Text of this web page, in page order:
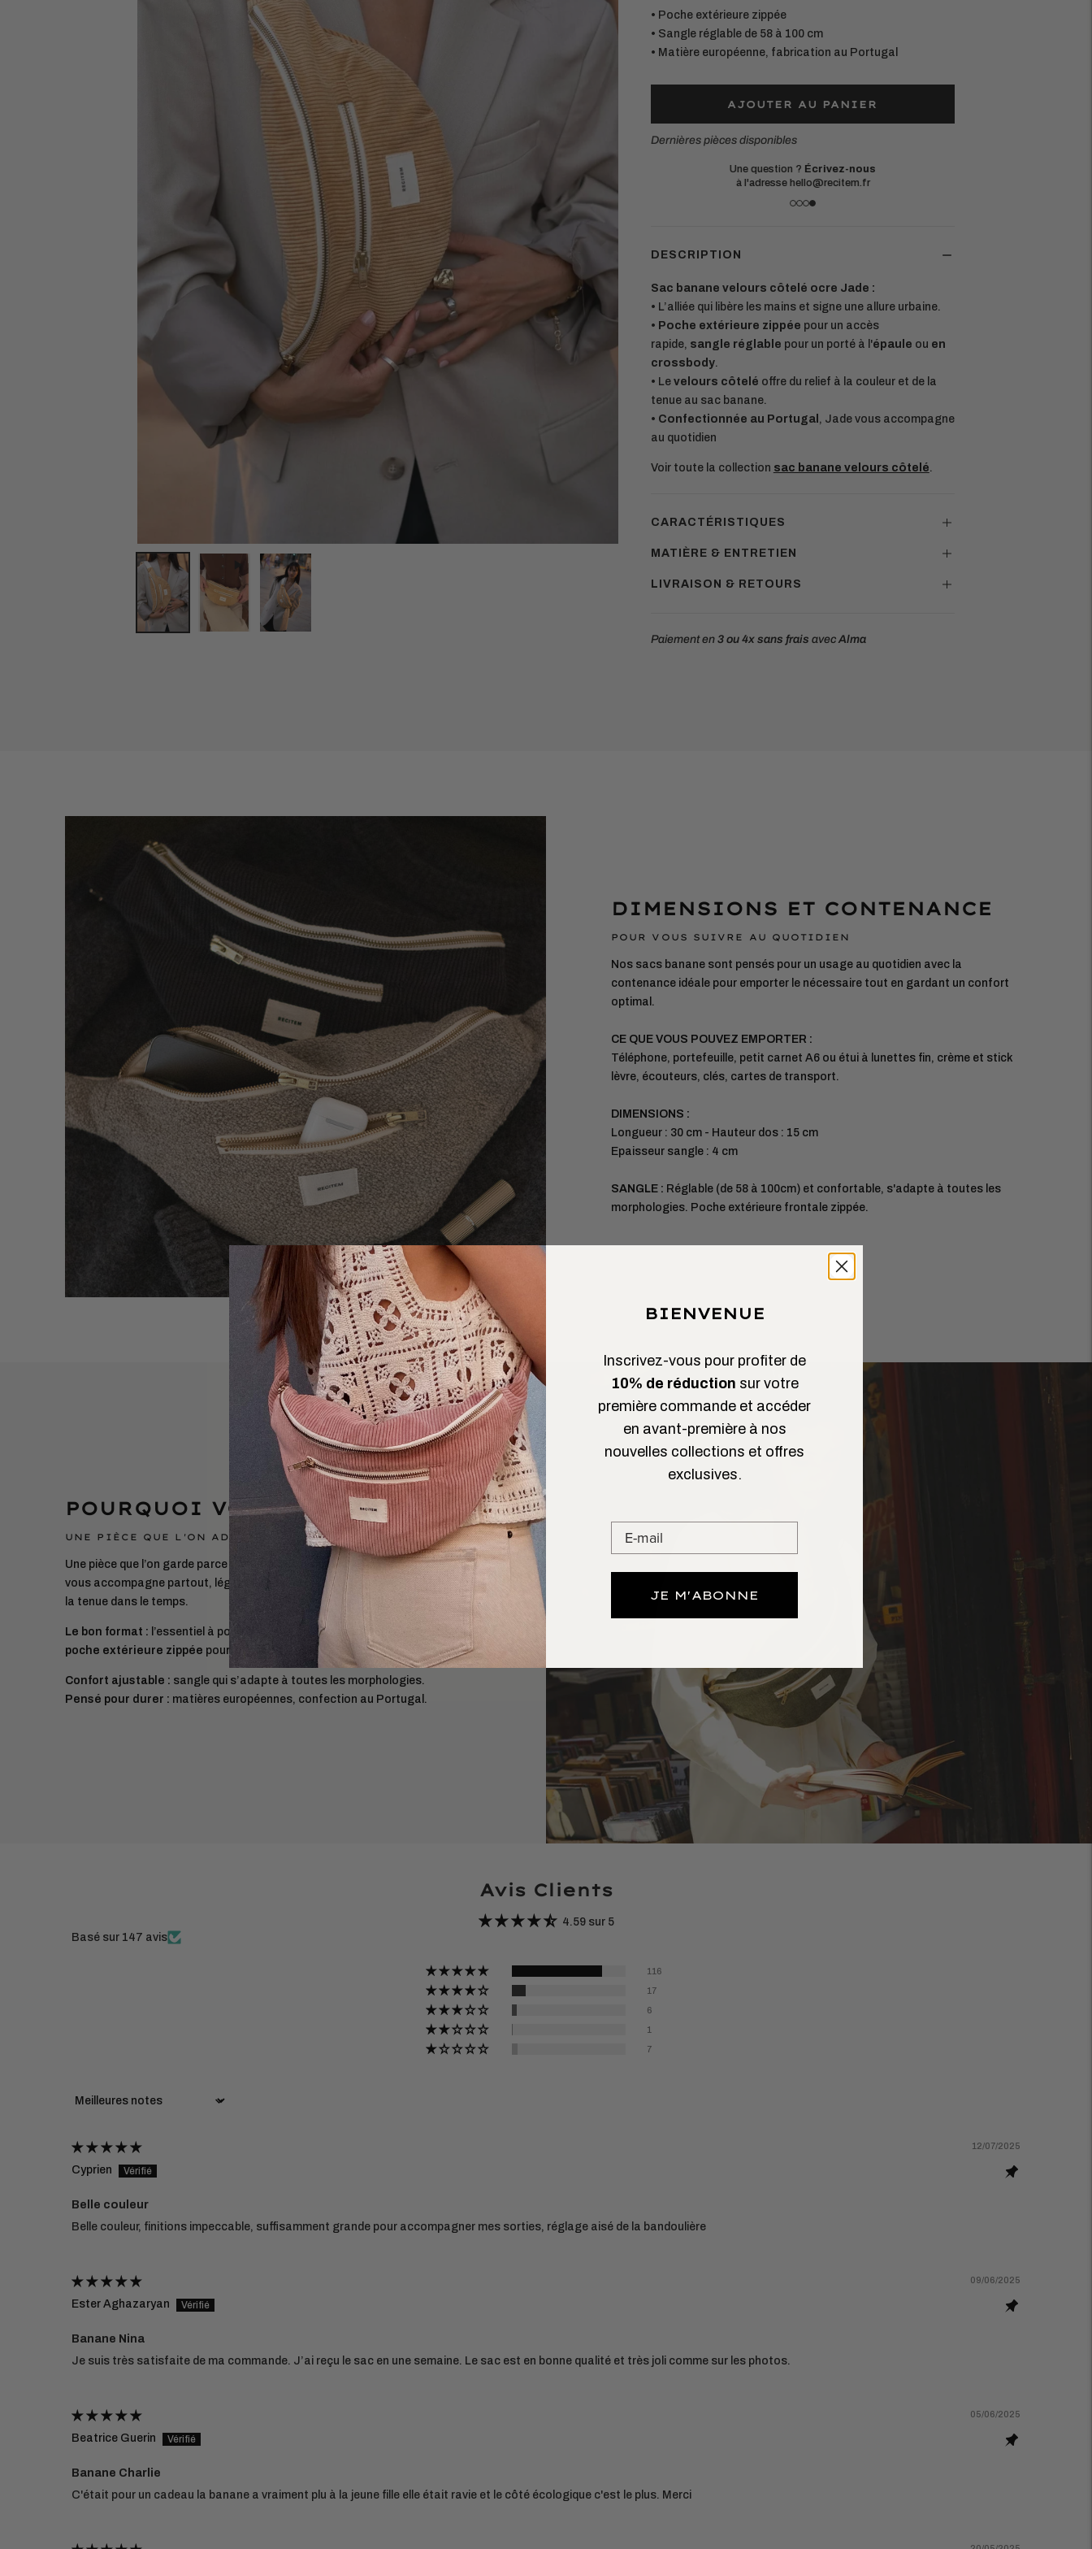
• Poche extérieure zippée
• Sangle réglable de 58 à 100 cm
• Matière européenne, fabrication au Portugal
AJOUTER AU PANIER
Dernières pièces disponibles
en point relais dès 75€.
(France métropolitaine et Belgique)
Matières européennes durables.
Chaque pièce est conçue pour durer
Une question ? Écrivez-nous
à l'adresse hello@recitem.fr
DESCRIPTION
Sac banane velours côtelé ocre Jade :
• L’alliée qui libère les mains et signe une allure urbaine.
• Poche extérieure zippée pour un accès
rapide, sangle réglable pour un porté à l'épaule ou en
crossbody.
• Le velours côtelé offre du relief à la couleur et de la
tenue au sac banane.
• Confectionnée au Portugal , Jade vous accompagne
au quotidien
Voir toute la collection sac banane velours côtelé.
CARACTÉRISTIQUES
MATIÈRE & ENTRETIEN
LIVRAISON & RETOURS
Paiement en 3 ou 4x sans frais avecAlma
DIMENSIONS ET CONTENANCE
POUR VOUS SUIVRE AU QUOTIDIEN
Nos sacs banane sont pensés pour un usage au quotidien avec la
contenance idéale pour emporter le nécessaire tout en gardant un confort
optimal.
CE QUE VOUS POUVEZ EMPORTER :
Téléphone, portefeuille, petit carnet A6 ou étui à lunettes fin, crème et stick
lèvre, écouteurs, clés, cartes de transport.
DIMENSIONS :
Longueur : 30 cm - Hauteur dos : 15 cm
Epaisseur sangle : 4 cm
SANGLE : Réglable (de 58 à 100cm) et confortable, s'adapte à toutes les
morphologies. Poche extérieure frontale zippée.
POURQUOI VOUS ALLEZ L’AIMER
UNE PIÈCE QUE L'ON ADOPTE ET QUE L'ON GARDE
Une pièce que l’on garde parce qu’elle facilite le quotidien. Lesac banane
vous accompagne partout, léger et pratique, sans compromis sur le style ni
la tenue dans le temps.
Le bon format : l’essentiel à portée (téléphone, porte-cartes, clés) avec
poche extérieure zippée pour un accès rapide.
Confort ajustable : sangle qui s’adapte à toutes les morphologies.
Pensé pour durer : matières européennes, confection au Portugal.
Avis Clients
4.59 sur 5
Basé sur 147 avis
116
17
6
1
7
Sort by
12/07/2025
Cyprien
Belle couleur
Belle couleur, finitions impeccable, suffisamment grande pour accompagner mes sorties, réglage aisé de la bandoulière
09/06/2025
Ester Aghazaryan
Banane Nina
Je suis très satisfaite de ma commande. J’ai reçu le sac en une semaine. Le sac est en bonne qualité et très joli comme sur les photos.
05/06/2025
Beatrice Guerin
Banane Charlie
C'était pour un cadeau la banane a vraiment plu à la jeune fille elle était ravie et le côté écologique c'est le plus. Merci
BIENVENUE
Inscrivez-vous pour profiter de
10% de réduction sur votre
première commande et accéder
en avant-première à nos
nouvelles collections et offres
exclusives.
JE M'ABONNE